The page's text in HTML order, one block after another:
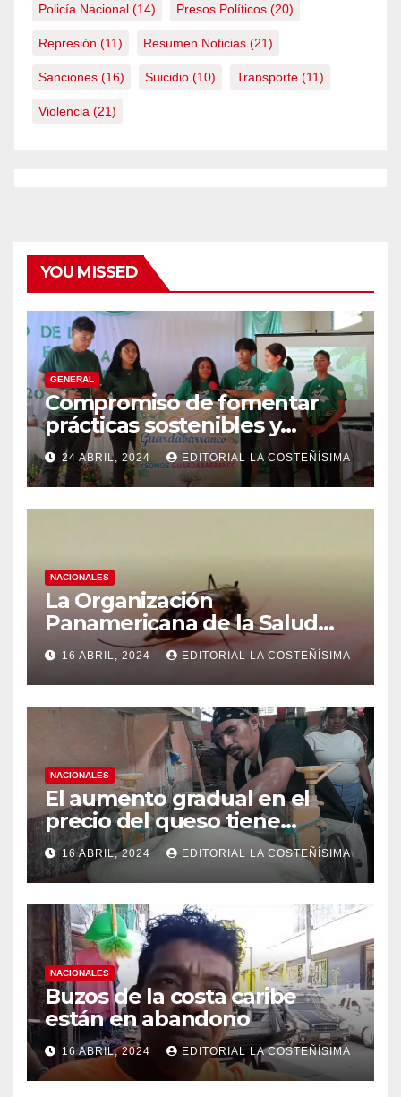
Policía Nacional (14) Presos Políticos (20)
Represión (11) Resumen Noticias (21)
Sanciones (16) Suicidio (10) Transporte (11)
Violencia (21)
YOU MISSED
GENERAL
Compromiso de fomentar
prácticas sostenibles y
conciencia ecológica en las
instituciones educativas
24 ABRIL, 2024 EDITORIAL LA COSTEÑÍSIMA
NACIONALES
La Organización
Panamericana de la Salud
(OPS), recomienda reforzar
medidas ante el aumento de
casos de dengue
16 ABRIL, 2024 EDITORIAL LA COSTEÑÍSIMA
NACIONALES
El aumento gradual en el
precio del queso tiene
efectos a las Panaderias
16 ABRIL, 2024 EDITORIAL LA COSTEÑÍSIMA
NACIONALES
Buzos de la costa caribe
están en abandono
16 ABRIL, 2024 EDITORIAL LA COSTEÑÍSIMA